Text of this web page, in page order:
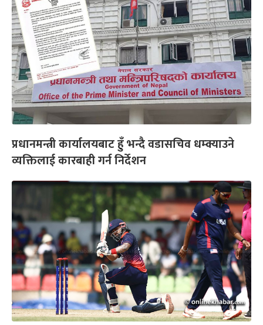
प्रधानमन्त्री कार्यालयबाट हुँ भन्दै वडासचिव धम्क्याउने
व्यक्तिलाई कारबाही गर्न निर्देशन